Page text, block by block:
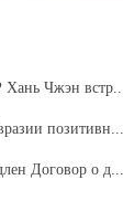
Хань Чжэн
позитивн...
Договор о д...